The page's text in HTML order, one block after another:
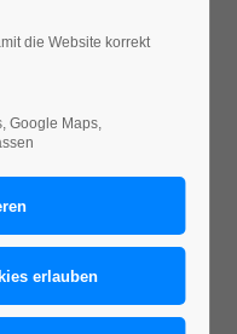
führenden
vom HOCHTIEF-
neuen Namen
entwickeln, welches
folgenden
sich die
zu
Corporate-
die Website korrekt
Google Maps,